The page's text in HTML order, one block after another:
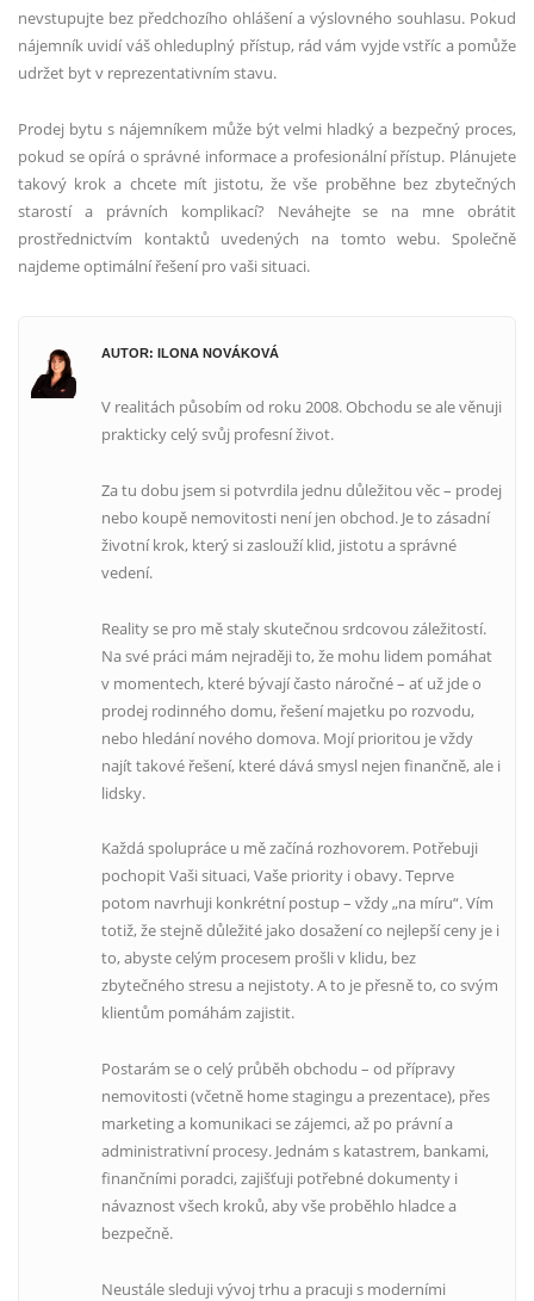
nevstupujte bez předchozího ohlášení a výslovného souhlasu. Pokud
nájemník uvidí váš ohleduplný přístup, rád vám vyjde vstříc a pomůže
udržet byt v reprezentativním stavu.
Prodej bytu s nájemníkem může být velmi hladký a bezpečný proces,
pokud se opírá o správné informace a profesionální přístup. Plánujete
takový krok a chcete mít jistotu, že vše proběhne bez zbytečných
starostí a právních komplikací? Neváhejte se na mne obrátit
prostřednictvím kontaktů uvedených na tomto webu. Společně
najdeme optimální řešení pro vaši situaci.
AUTOR: ILONA NOVÁKOVÁ
V realitách působím od roku 2008. Obchodu se ale věnuji
prakticky celý svůj profesní život.
Za tu dobu jsem si potvrdila jednu důležitou věc – prodej
nebo koupě nemovitosti není jen obchod. Je to zásadní
životní krok, který si zaslouží klid, jistotu a správné
vedení.
Reality se pro mě staly skutečnou srdcovou záležitostí.
Na své práci mám nejraději to, že mohu lidem pomáhat
v momentech, které bývají často náročné – ať už jde o
prodej rodinného domu, řešení majetku po rozvodu,
nebo hledání nového domova. Mojí prioritou je vždy
najít takové řešení, které dává smysl nejen finančně, ale i
lidsky.
Každá spolupráce u mě začíná rozhovorem. Potřebuji
pochopit Vaši situaci, Vaše priority i obavy. Teprve
potom navrhuji konkrétní postup – vždy „na míru“. Vím
totiž, že stejně důležité jako dosažení co nejlepší ceny je i
to, abyste celým procesem prošli v klidu, bez
zbytečného stresu a nejistoty. A to je přesně to, co svým
klientům pomáhám zajistit.
Postarám se o celý průběh obchodu – od přípravy
nemovitosti (včetně home stagingu a prezentace), přes
marketing a komunikaci se zájemci, až po právní a
administrativní procesy. Jednám s katastrem, bankami,
finančními poradci, zajišťuji potřebné dokumenty i
návaznost všech kroků, aby vše proběhlo hladce a
bezpečně.
Neustále sleduji vývoj trhu a pracuji s moderními